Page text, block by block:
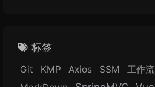
标签
Git KMP Axios SSM 工作流